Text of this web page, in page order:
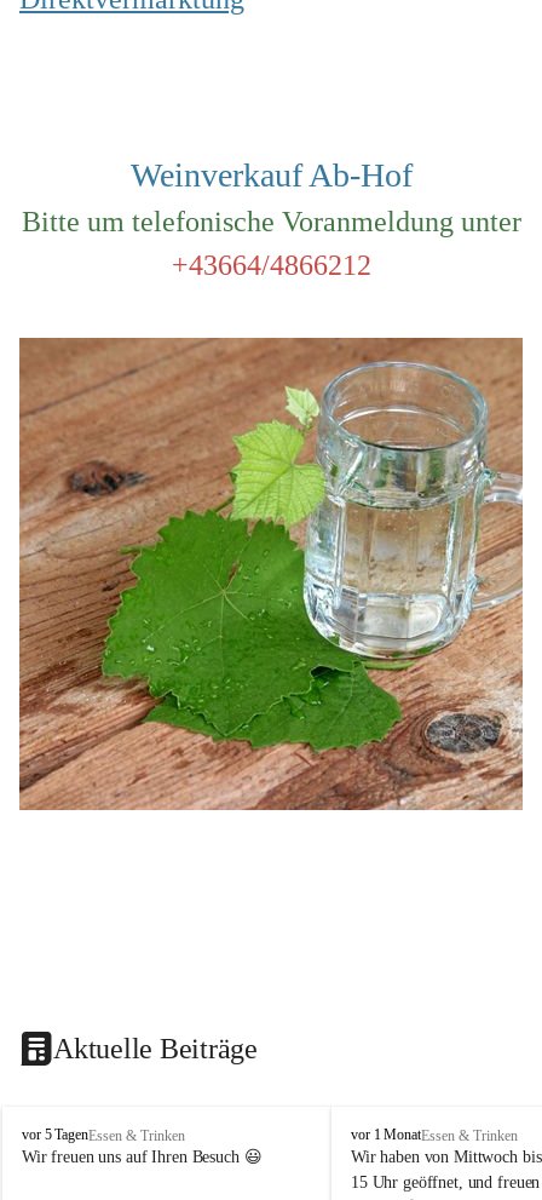
Weinverkauf Ab-Hof
Bitte um telefonische Voranmeldung unter
+43664/4866212
Aktuelle Beiträge
B
u
vor 5 TagenEssen & Trinken
Wir freuen uns auf Ihren Besuch 😃
B
u
s
vor 1 MonatEssen & Trinken
Wir haben von Mittwoch
15 Uhr geöffnet, und